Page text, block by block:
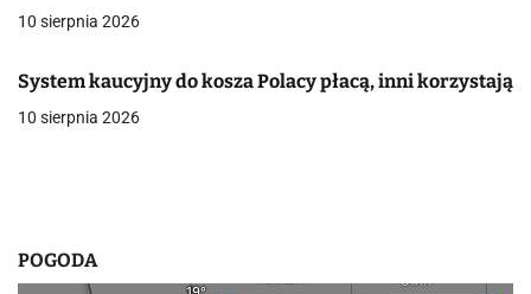
w
i
10 sierpnia 2026
System kaucyjny do kosza Polacy płacą, inni korzystają
10 sierpnia 2026
POGODA